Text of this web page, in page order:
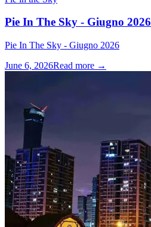
Pie In The Sky - Giugno 2026
Pie In The Sky - Giugno 2026
June 6, 2026Read more →